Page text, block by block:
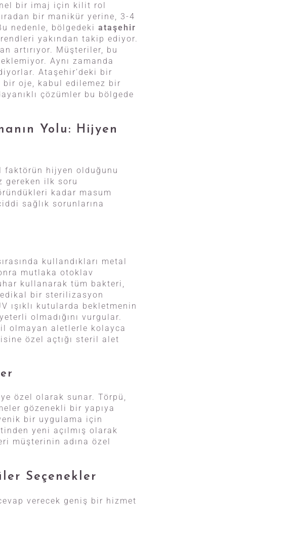
bir imaj için kilit rol
bir manikür yerine, 3-4
nedenle, bölgedeki ataşehir
yakından takip ediyor.
artırıyor. Müşteriler, bu
Aynı zamanda
Ataşehir’deki bir
oje, kabul edilemez bir
çözümler bu bölgede
Yolu: Hijyen
faktörün hijyen olduğunu
gereken ilk soru
kadar masum
sağlık sorunlarına
kullandıkları metal
mutlaka otoklav
kullanarak tüm bakteri,
bir sterilizasyon
ışıklı kutularda bekletmenin
olmadığını vurgular.
olmayan aletlerle kolayca
özel açtığı steril alet
özel olarak sunar. Törpü,
gözenekli bir yapıya
bir uygulama için
yeni açılmış olarak
müşterinin adına özel
Seçenekler
verecek geniş bir hizmet